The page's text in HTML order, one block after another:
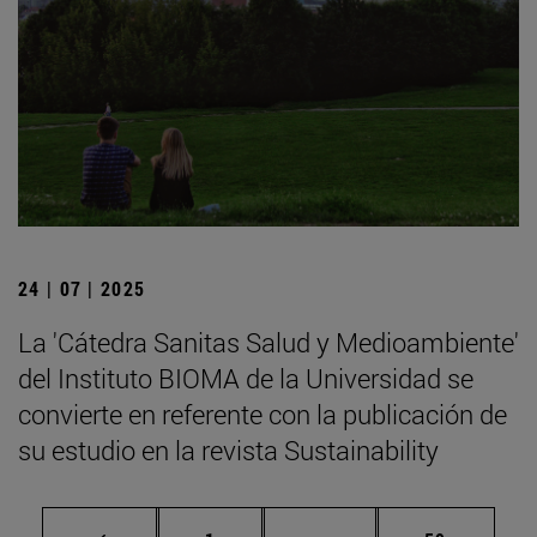
24 | 07 | 2025
La 'Cátedra Sanitas Salud y Medioambiente'
del Instituto BIOMA de la Universidad se
convierte en referente con la publicación de
su estudio en la revista Sustainability